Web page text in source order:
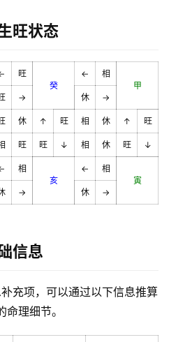
旺状态
旺
癸
←
相
甲
→ 休 →
休 ↑ 旺 相 休 ↑ 旺
旺 旺 ↓ 相 休 旺 ↓
相
亥
←
相
寅
→ 休 →
信息
充项，可以通过以下信息推算
命理细节。